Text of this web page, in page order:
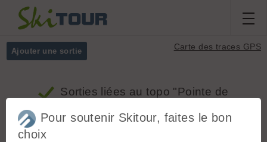
Carte des traces GPS
Ajouter une sortie
Sorties liées au topo "Pointe de
Pour soutenir Skitour, faites le bon
choix